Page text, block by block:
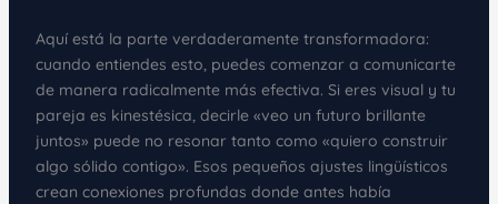
Aquí está la parte verdaderamente transformadora:
cuando entiendes esto, puedes comenzar a comunicarte
de manera radicalmente más efectiva. Si eres visual y tu
pareja es kinestésica, decirle «veo un futuro brillante
juntos» puede no resonar tanto como «quiero construir
algo sólido contigo». Esos pequeños ajustes lingüísticos
crean conexiones profundas donde antes había